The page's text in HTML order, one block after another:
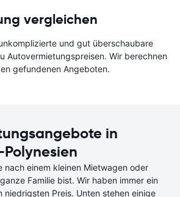
vergleichen
und gut überschaubare
Autovermietungspreisen. Wir berechnen
gefundenen Angeboten.
in
nach einem kleinen Mietwagen oder
Familie bist. Wir haben immer ein
niedrigsten Preis. Unten stehen einige